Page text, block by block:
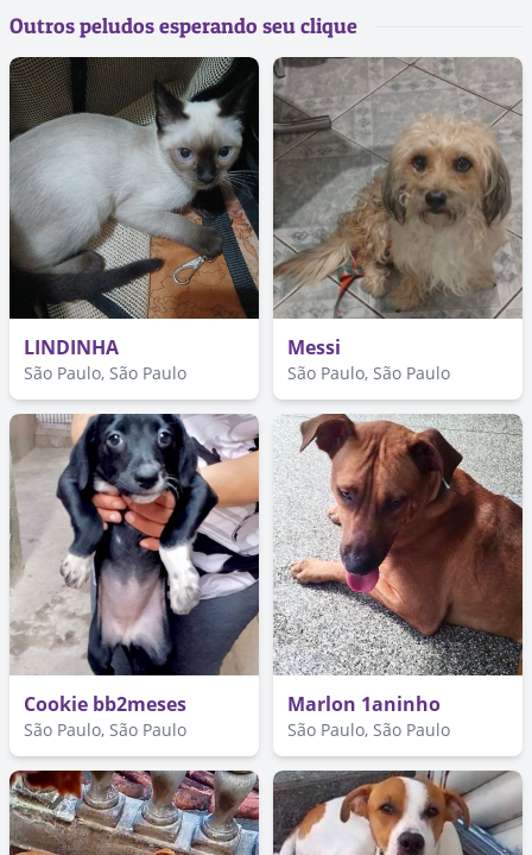
Outros peludos esperando seu clique
LINDINHA
São Paulo, São Paulo
Messi
São Paulo, São Paulo
Cookie bb2meses
São Paulo, São Paulo
Marlon 1aninho
São Paulo, São Paulo